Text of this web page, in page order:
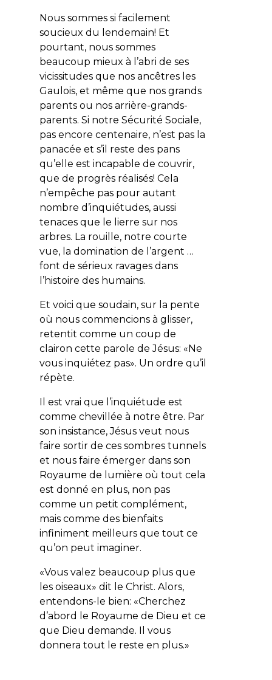
Nous sommes si facilement
soucieux du lendemain! Et
pourtant, nous sommes
beaucoup mieux à l’abri de ses
vicissitudes que nos ancêtres les
Gaulois, et même que nos grands
parents ou nos arrière-grands-
parents. Si notre Sécurité Sociale,
pas encore centenaire, n’est pas la
panacée et s’il reste des pans
qu’elle est incapable de couvrir,
que de progrès réalisés! Cela
n’empêche pas pour autant
nombre d’inquiétudes, aussi
tenaces que le lierre sur nos
arbres. La rouille, notre courte
vue, la domination de l’argent …
font de sérieux ravages dans
l’histoire des humains.
Et voici que soudain, sur la pente
où nous commencions à glisser,
retentit comme un coup de
clairon cette parole de Jésus: «Ne
vous inquiétez pas». Un ordre qu’il
répète.
Il est vrai que l’inquiétude est
comme chevillée à notre être. Par
son insistance, Jésus veut nous
faire sortir de ces sombres tunnels
et nous faire émerger dans son
Royaume de lumière où tout cela
est donné en plus, non pas
comme un petit complément,
mais comme des bienfaits
infiniment meilleurs que tout ce
qu’on peut imaginer.
«Vous valez beaucoup plus que
les oiseaux» dit le Christ. Alors,
entendons-le bien: «Cherchez
d’abord le Royaume de Dieu et ce
que Dieu demande. Il vous
donnera tout le reste en plus.»